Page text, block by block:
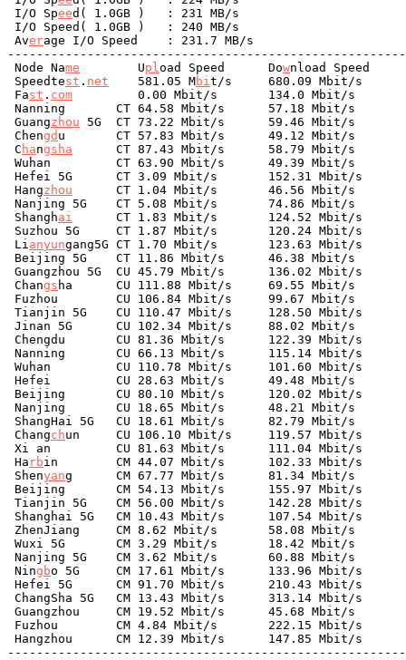
I/O Speed( 1.0GB )   : 231 MB/s
I/O Speed( 1.0GB )   : 240 MB/s
Average I/O Speed    : 231.7 MB/s
Node Name
        U
pload Speed      Download Speed
Speedtest . net
    581.05 M
bit/s     680.09 Mbit/s
Fast . com
0.00 Mbit/s       134.0
Nanning       CT 64.58 Mbit/s      57.18
Guangzhou 5G  CT 73.22 Mbit/s      59.46
Chengd u       CT 57.83 Mbit/s      49.12
C hangs ha
CT 87.43 Mbit/s      58.79
Wuhan         CT 63.90 Mbit/s      49.39
Hefei 5G      CT 3.09 Mbit/s       152.31
Hangzhou
CT 1.04 Mbit/s       46.56
Nanjing 5G    CT 5.08 Mbit/s       74.86
Shanghai
CT 1.83 Mbit/s       124.52
Suzhou 5G     CT 1.87 Mbit/s       120.24
Lianyungang5G CT 1.70 Mbit/s       123.63
Beijing 5G    CT 11.86 Mbit/s      46.38
Guangzhou 5G  CU 45.79 Mbit/s      136.02
Changs ha      CU 111.88 Mbit/s     69.55
Fuzhou        CU 106.84 Mbit/s     99.67
Tianjin 5G    CU 110.47 Mbit/s     128.50
Jinan 5G      CU 102.34 Mbit/s     88.02
Chengdu       CU 81.36 Mbit/s      122.39
Nanning       CU 66.13 Mbit/s      115.14
Wuhan         CU 110.78 Mbit/s     101.60
Hefei         CU 28.63 Mbit/s      49.48
Beijing       CU 80.10 Mbit/s      120.02
Nanjing       CU 18.65 Mbit/s      48.21
ShangHai 5G   CU 18.61 Mbit/s      82.79
Changchun     CU 106.10 Mbit/s     119.57
Xi an         CU 81.63 Mbit/s      111.04
Ha rbin        CM 44.07 Mbit/s      102.33
Shenyang      CM 67.77 Mbit/s      81.34
Beijing       CM 54.13 Mbit/s      155.97
Tianjin 5G    CM 56.00 Mbit/s      142.28
Shanghai 5G   CM 10.43 Mbit/s      107.54
ZhenJiang     CM 8.62 Mbit/s       58.08
Wuxi 5G       CM 3.29 Mbit/s       18.42
Nanjing 5G    CM 3.62 Mbit/s       60.88
Ningbo 5G     CM 17.61 Mbit/s      133.96
Hefei 5G      CM 91.70 Mbit/s      210.43
ChangSha 5G   CM 13.43 Mbit/s      313.14
Guangzhou     CM 19.52 Mbit/s      45.68
Fuzhou        CM 4.84 Mbit/s       222.15
Hangzhou      CM 12.39 Mbit/s      147.85